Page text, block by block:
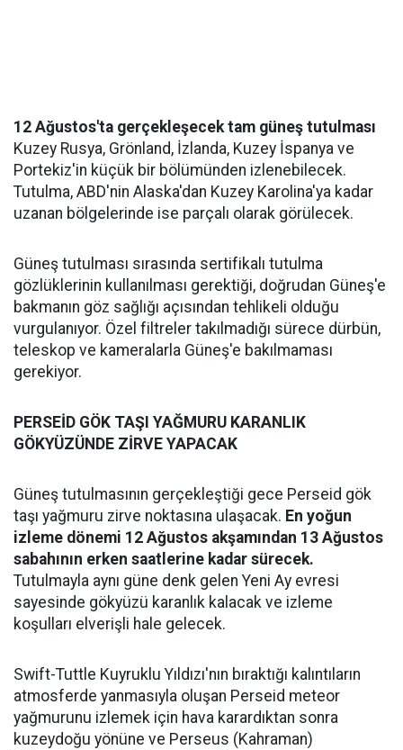
12 Ağustos'ta gerçekleşecek tam güneş tutulması
Kuzey Rusya, Grönland, İzlanda, Kuzey İspanya ve
Portekiz'in küçük bir bölümünden izlenebilecek.
Tutulma, ABD'nin Alaska'dan Kuzey Karolina'ya kadar
uzanan bölgelerinde ise parçalı olarak görülecek.
Güneş tutulması sırasında sertifikalı tutulma
gözlüklerinin kullanılması gerektiği, doğrudan Güneş'e
bakmanın göz sağlığı açısından tehlikeli olduğu
vurgulanıyor. Özel filtreler takılmadığı sürece dürbün,
teleskop ve kameralarla Güneş'e bakılmaması
gerekiyor.
PERSEİD GÖK TAŞI YAĞMURU KARANLIK
GÖKYÜZÜNDE ZİRVE YAPACAK
Güneş tutulmasının gerçekleştiği gece Perseid gök
taşı yağmuru zirve noktasına ulaşacak. En yoğun
izleme dönemi 12 Ağustos akşamından 13 Ağustos
sabahının erken saatlerine kadar sürecek.
Tutulmayla aynı güne denk gelen Yeni Ay evresi
sayesinde gökyüzü karanlık kalacak ve izleme
koşulları elverişli hale gelecek.
Swift-Tuttle Kuyruklu Yıldızı'nın bıraktığı kalıntıların
atmosferde yanmasıyla oluşan Perseid meteor
yağmurunu izlemek için hava karardıktan sonra
kuzeydoğu yönüne ve Perseus (Kahraman)